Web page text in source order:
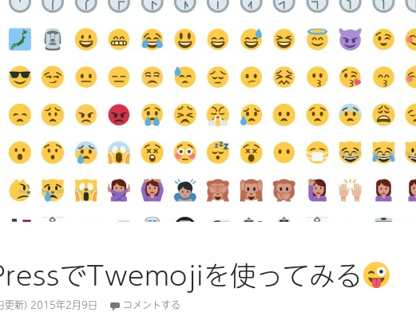
でTwemojiを使ってみる
新) 2015年2月9日 コメントする